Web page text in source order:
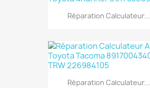
Réparation Calculateur...
Réparation Calculateur...